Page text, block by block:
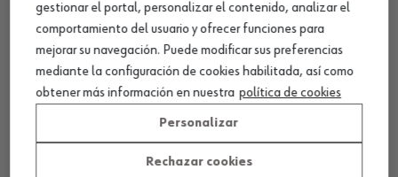
¡SÍGUENOS!
gestionar el portal, personalizar el contenido, analizar el
comportamiento del usuario y ofrecer funciones para
mejorar su navegación. Puede modificar sus preferencias
mediante la configuración de cookies habilitada, así como
obtener más información en nuestra política de cookies
Personalizar
Rechazar cookies